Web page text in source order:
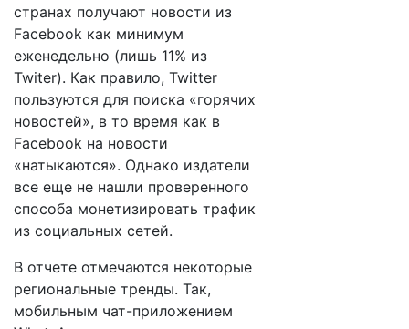
странах получают новости из
Facebook как минимум
еженедельно (лишь 11% из
Twiter). Как правило, Twitter
пользуются для поиска «горячих
новостей», в то время как в
Facebook на новости
«натыкаются». Однако издатели
все еще не нашли проверенного
способа монетизировать трафик
из социальных сетей.
В отчете отмечаются некоторые
региональные тренды. Так,
мобильным чат-приложением